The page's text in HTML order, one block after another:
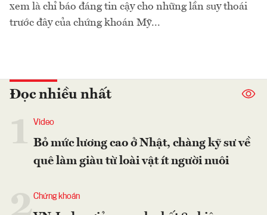
xem là chỉ báo đáng tin cậy cho những lần suy thoái
trước đây của chứng khoán Mỹ...
Đọc nhiều nhất
Video
Bỏ mức lương cao ở Nhật, chàng kỹ sư về
quê làm giàu từ loài vật ít người nuôi
2Chứng khoán